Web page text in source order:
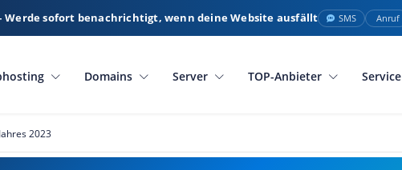
Werde sofort benachrichtigt, wenn deine Website ausfällt SMS Anruf
Domains Server TOP-Anbieter Service
2023